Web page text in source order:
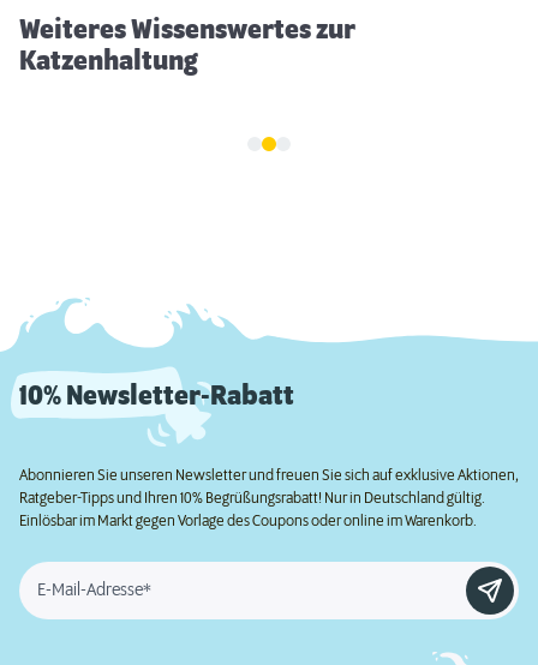
Weiteres Wissenswertes zur
Katzenhaltung
10% Newsletter-Rabatt
Abonnieren Sie unseren Newsletter und freuen Sie sich auf exklusive Aktionen,
Ratgeber-Tipps und Ihren 10% Begrüßungsrabatt! Nur in Deutschland gültig.
Einlösbar im Markt gegen Vorlage des Coupons oder online im Warenkorb.
E-Mail-Adresse*